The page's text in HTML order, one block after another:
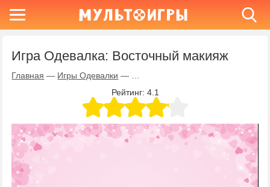
Игра Одевалка: Восточный макияж
Главная — Игры Одевалки —
Рейтинг: 4.1